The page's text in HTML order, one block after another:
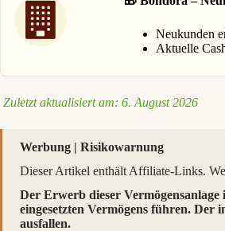
Neukunden
Aktuelle
Zuletzt aktualisiert am: 6. August 2026
Werbung | Risikowarnung
Dieser Artikel enthält Affiliate-Links.
Der Erwerb dieser
eingesetzten Vermögens führen.
ausfallen.